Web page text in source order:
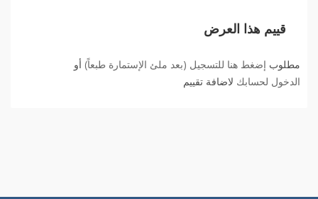
قييم هذا العرض
مطلوب إضغط هنا للتسجيل (بعد ملئ الإستمارة طبعاً) أو
الدخول لحسابك لاضافة تقييم